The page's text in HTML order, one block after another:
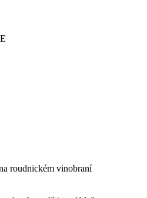
roudnickém vinobraní